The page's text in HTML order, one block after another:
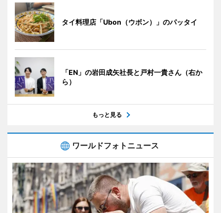
タイ料理店「Ubon（ウボン）」のパッタイ
「EN」の岩田成矢社長と戸村一貴さん（右か
ら）
もっと見る
ワールドフォトニュース